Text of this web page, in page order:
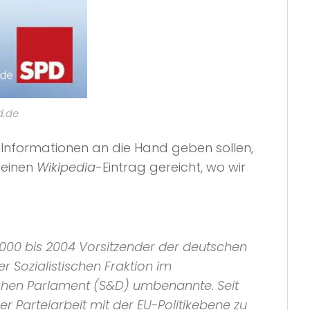
an die Hand geben sollen,
Wikipedia-Eintrag gereicht, wo wir
bis 2004 Vorsitzender der deutschen
Sozialistischen Fraktion im
Parlament (S&D) umbenannte. Seit
Parteiarbeit mit der EU-Politikebene zu